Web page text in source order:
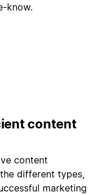
know.
content
content
different types,
marketing